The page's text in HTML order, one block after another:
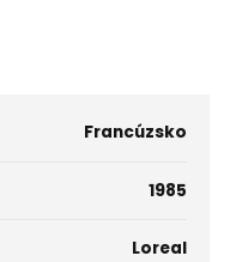
Francúzsko
1985
Loreal